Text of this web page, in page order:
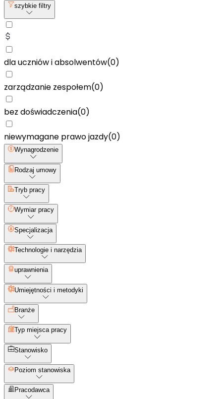
szybkie filtry
dla uczniów i absolwentów(0)
zarządzanie zespołem(0)
bez doświadczenia(0)
niewymagane prawo jazdy(0)
Wynagrodzenie
Rodzaj umowy
Tryb pracy
Wymiar pracy
Specjalizacja
Technologie i narzędzia
uprawnienia
Umiejętności i metodyki
Branże
Typ miejsca pracy
Stanowisko
Poziom stanowiska
Pracodawca